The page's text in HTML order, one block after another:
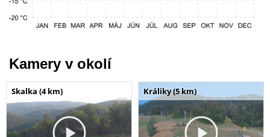
Kamery v okolí
Skalka (4 km) Králiky (5 km)